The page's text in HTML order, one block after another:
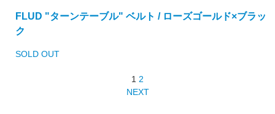
FLUD "ターンテーブル" ベルト / ローズゴールド×ブラッ
ク
SOLD OUT
1 2
NEXT